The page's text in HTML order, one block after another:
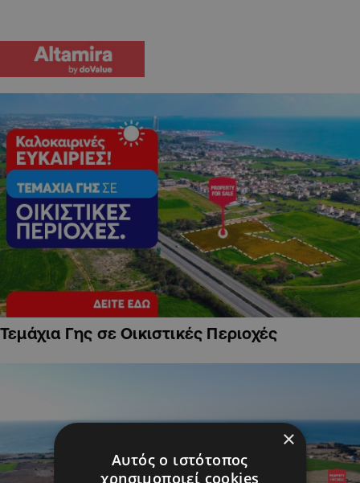
Τεμάχια Γης σε Οικιστικές Περιοχές
×
Αυτός ο ιστότοπος
χρησιμοποιεί cookies